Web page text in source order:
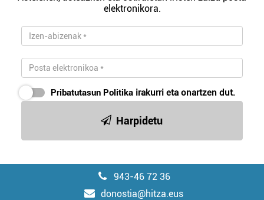
fitxategiak erabiltzen ditu. Zure esperientzia eta
zerbitzuak hobetzeko asmoz, cookie teknologiaz
baliatzen gara. Ohar hau onartuz gero, teknologia hori
erabiltzeko baimen esplizitua ematen diguzu.Gehiago
irakurri
elektronikora.
Pribatutasun Politika irakurri eta onartzen dut.
Harpidetu
943-46 72 36
donostia@hitza.eus